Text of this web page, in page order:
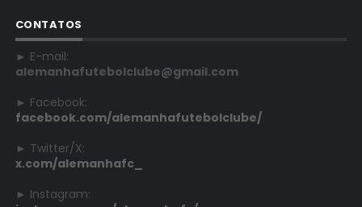
CONTATOS
► E-mail:
alemanhafutebolclube@gmail.com
► Facebook:
facebook.com/alemanhafutebolclube/
► Twitter/X:
x.com/alemanhafc_
► Instagram: